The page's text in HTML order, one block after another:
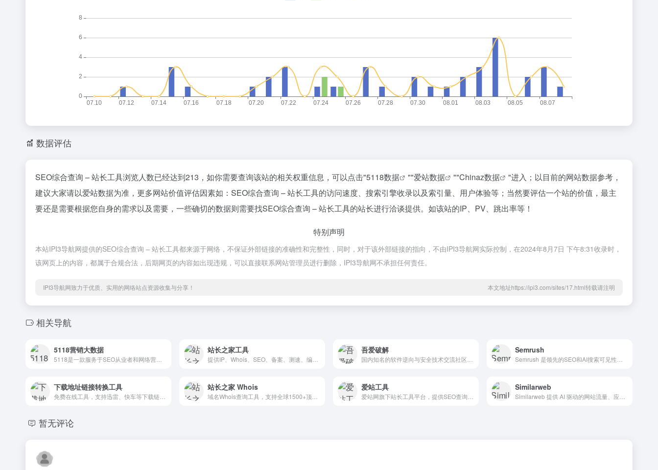
数据评估
SEO综合查询 – 站长工具浏览人数已经达到213，如你需要查询该站的相关权重信息，可以点击"5118数据 ""爱站数据 ""Chinaz数据
"进入；以目前的网站数据参考，
建议大家请以爱站数据为准，更多网站价值评估因素如：SEO综合查询 – 站长工具的访问速度、搜索引擎收录以及索引量、用户体验等；当然要评估一个站的价值，最主
要还是需要根据您自身的需求以及需要，一些确切的数据则需要找SEO综合查询 – 站长工具的站长进行洽谈提供。如该站的IP、PV、跳出率等！
特别声明
本站IPI3导航网提供的SEO综合查询 – 站长工具都来源于网络，不保证外部链接的准确性和完整性，同时，对于该外部链接的指向，不由IPI3导航网实际控制，在2024年8月7日 下午8:31收录时，
该网页上的内容，都属于合规合法，后期网页的内容如出现违规，可以直接联系网站管理员进行删除，IPI3导航网不承担任何责任。
IPI3导航网致力于优质、实用的网络站点资源收集与分享！ 本文地址https://ipi3.com/sites/17.html转载请注明
相关导航
5118营销大数据 站长之家工具 吾爱破解 Semrush
下载地址链接转换工具 站长之家 Whois 爱站工具 Similarweb
暂无评论